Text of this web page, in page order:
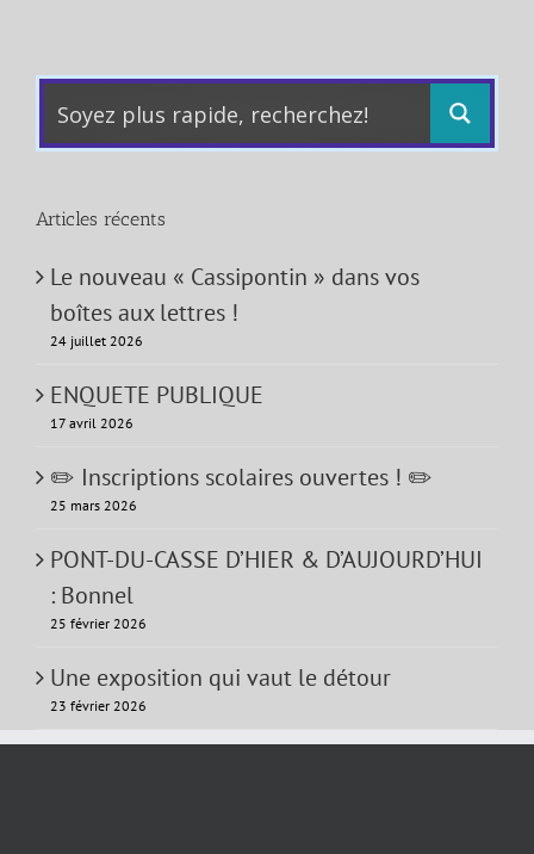
Articles récents
Le nouveau « Cassipontin » dans vos
boîtes aux lettres !
24 juillet 2026
ENQUETE PUBLIQUE
17 avril 2026
✏️ Inscriptions scolaires ouvertes ! ✏️
25 mars 2026
PONT-DU-CASSE D’HIER & D’AUJOURD’HUI
: Bonnel
25 février 2026
Une exposition qui vaut le détour
23 février 2026